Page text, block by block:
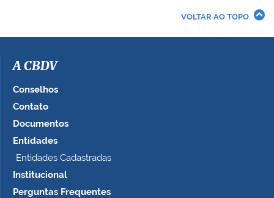
i
a
e
o
t
a
n
VOLTAR AO TOPO
A CBDV
Conselhos
Contato
Documentos
Entidades
Entidades Cadastradas
Institucional
Perguntas Frequentes